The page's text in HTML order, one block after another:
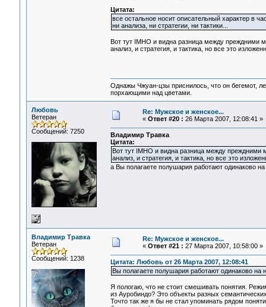
Цитата:
все остальное носит описательный характер в
ни анализа, ни стратегии, ни тактики...
Вот тут IMHO и видна разница между преждними
анализ, и стратегия, и тактика, но все это
Однажы Чжуан-цзы приснилось, что он бегемот,
порхающими над цветами.
Любовь
Ветеран
Сообщений: 7250
Re: Мужское и женское...
« Ответ #20 : 26 Марта 2007, 12:08:41 »
Владимир Травка
Цитата:
Вот тут IMHO и видна разница между
анализ, и стратегия, и тактика, но все это
а Вы полагаете полушария работают одинаково
Владимир Травка
Ветеран
Сообщений: 1238
Re: Мужское и женское...
« Ответ #21 : 27 Марта 2007, 10:58:00 »
Цитата: Любовь от 26 Марта 2007, 12:08:41
Вы полагаете полушария работают одинаково
Я пологаю, что не стоит смешивать понятия.
из Ауробиндо? Это объекты разных
Точто так же я бы не стал упоминать рядом